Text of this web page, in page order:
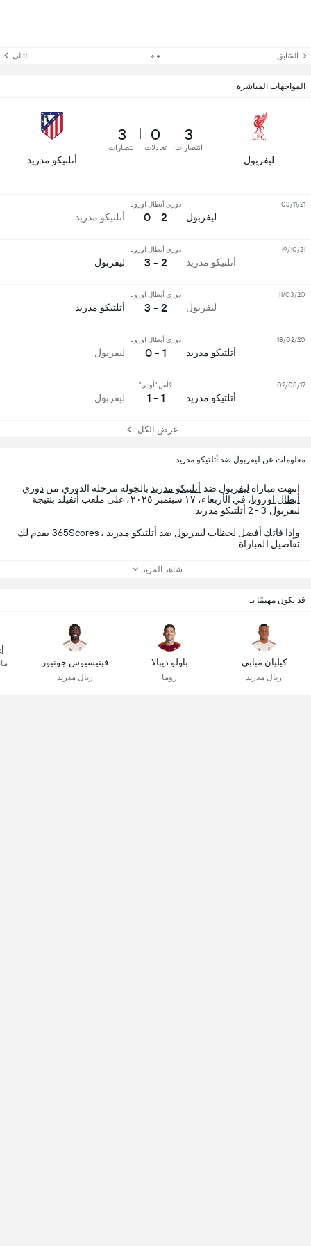
السّابق التالي
المواجهات المباشرة
ليفربول
3
انتصارات
0
تعادلات
3
انتصارات
أتلتيكو مدريد
ليفربول
دوري أبطال اوروبا
2 - 0 أتلتيكو مدريد
03/11/21
أتلتيكو مدريد
دوري أبطال اوروبا
2 - 3 ليفربول
19/10/21
ليفربول
دوري أبطال اوروبا
2 - 3 أتلتيكو مدريد
11/03/20
أتلتيكو مدريد
دوري أبطال اوروبا
1 - 0 ليفربول
18/02/20
أتلتيكو مدريد
كأس "أودى"
1 - 1 ليفربول
02/08/17
عرض الكل
معلومات عن ليفربول ضد أتلتيكو مدريد
انتهت مباراة ليفربول ضد أتلتيكو مدريد بالجولة مرحلة الدوري من دوري
أبطال اوروبا
، في الأربعاء، ١٧ سبتمبر ٢٠٢٥، على ملعب أنفيلد بنتيجة
ليفربول 3 - 2 أتلتيكو مدريد.
وإذا فاتك أفضل لحظات ليفربول ضد أتلتيكو مدريد ، 365Scores يقدم لك
تفاصيل المباراة.
شاهد المزيد
قد تكون مهتمًا بـ
كيليان مبابي
ريال مدريد
باولو ديبالا
روما
فينيسيوس جونيور
ريال مدريد